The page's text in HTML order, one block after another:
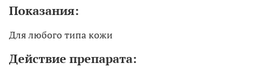
Показания:
Для любого типа кожи
Действие препарата: